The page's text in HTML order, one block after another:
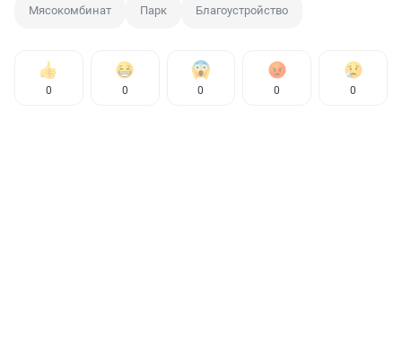
Мясокомбинат Парк Благоустройство
0 0 0 0 0